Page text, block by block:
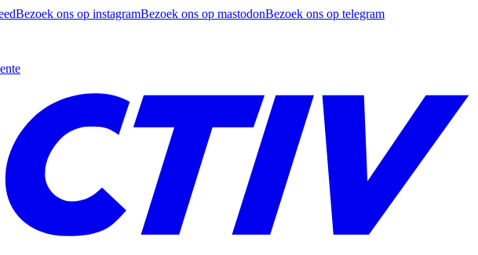
Bezoek ons op instagramBezoek ons op mastodonBezoek ons op telegram